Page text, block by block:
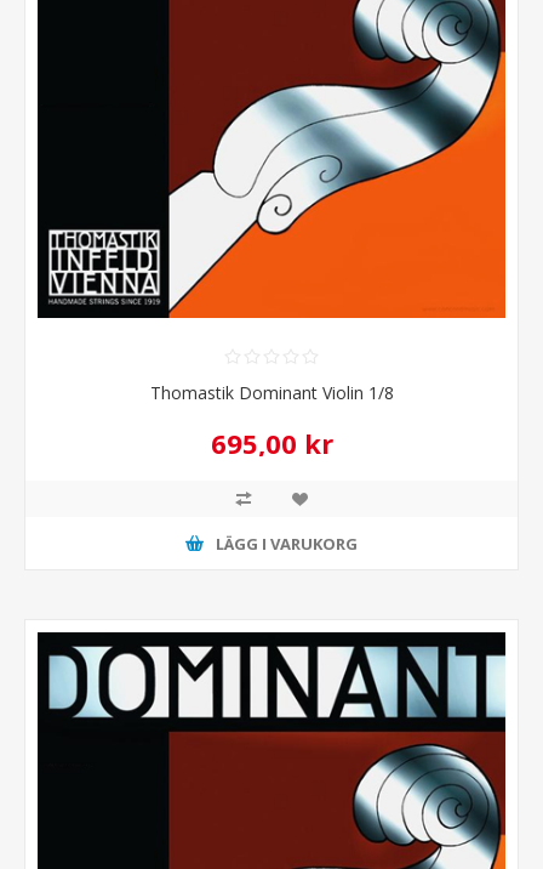
Thomastik Dominant Violin 1/8
695,00 kr
LÄGG I VARUKORG